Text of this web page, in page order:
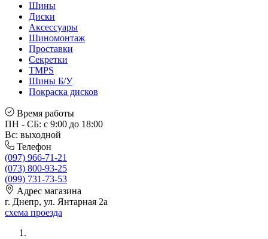
Шины
Диски
Аксессуары
Шиномонтаж
Проставки
Секретки
TMPS
Шины Б/У
Покраска дисков
Время работы
ПН - СБ: с 9:00 до 18:00
Вс: выходной
Телефон
(097) 966-71-21
(073) 800-93-25
(099) 731-73-53
Адрес магазина
г. Днепр, ул. Янтарная 2а
схема проезда